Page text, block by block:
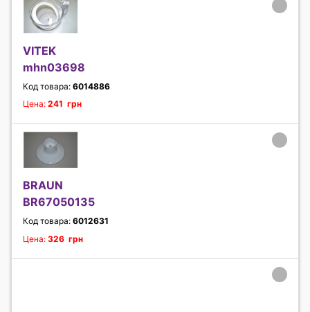
VITEK
mhn03698
Код товара: 6014886
Цена: 241 грн
BRAUN
BR67050135
Код товара: 6012631
Цена: 326 грн